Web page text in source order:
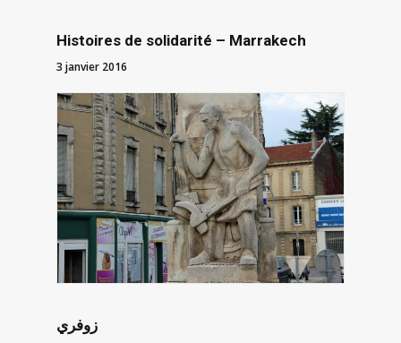
Histoires de solidarité – Marrakech
3 janvier 2016
زوفري